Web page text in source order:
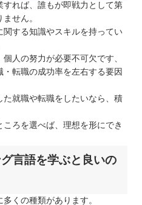
れば、誰もが即戦力として第
せん。
する知識やスキルを持ってい
人の努力が必要不可欠です、
転職の成功率を左右する要因
就職や転職をしたいなら、積
ろを選べば、理想を形にでき
言語を学ぶと良いの
くの種類があります。